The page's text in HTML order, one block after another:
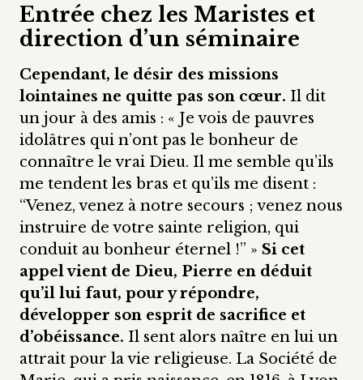
Entrée chez les Maristes et
direction d’un séminaire
Cependant, le désir des missions
lointaines ne quitte pas son cœur. Il dit
un jour à des amis : « Je vois de pauvres
idolâtres qui n’ont pas le bonheur de
connaître le vrai Dieu. Il me semble qu’ils
me tendent les bras et qu’ils me disent :
“Venez, venez à notre secours ; venez nous
instruire de votre sainte religion, qui
conduit au bonheur éternel !” » Si cet
appel vient de Dieu, Pierre en déduit
qu’il lui faut, pour y répondre,
développer son esprit de sacrifice et
d’obéissance. Il sent alors naître en lui un
attrait pour la vie religieuse. La Société de